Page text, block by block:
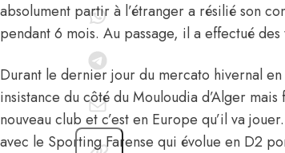
absolument partir à l’étranger a résilié son
pendant 6 mois. Au passage, il a effectué des
Durant le dernier jour du mercato hivernal
insistance du côté du Mouloudia d’Alger
nouveau club et c’est en Europe qu’il va
avec le Sporting Farense qui évolue en D2